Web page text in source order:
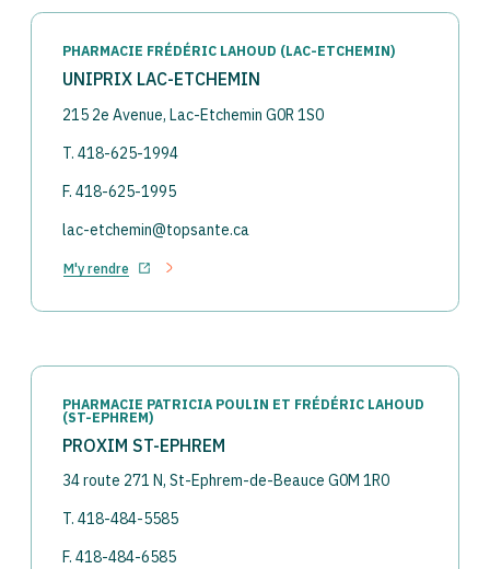
PHARMACIE FRÉDÉRIC LAHOUD (LAC-ETCHEMIN)
UNIPRIX LAC-ETCHEMIN
215 2e Avenue, Lac-Etchemin G0R 1S0
T. 418-625-1994
F. 418-625-1995
lac-etchemin@topsante.ca
M'y rendreOuvrir dans un nouvel onglet
PHARMACIE PATRICIA POULIN ET FRÉDÉRIC LAHOUD
(ST-EPHREM)
PROXIM ST-EPHREM
34 route 271 N, St-Ephrem-de-Beauce G0M 1R0
T. 418-484-5585
F. 418-484-6585